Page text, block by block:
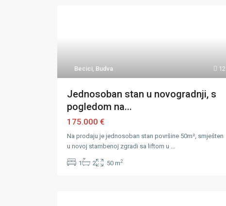
12
Becici, Budva
Jednosoban stan u novogradnji, s
pogledom na...
175.000 €
Na prodaju je jednosoban stan površine 50m², smješten
u novoj stambenoj zgradi sa liftom u ...
1 2 50 m2